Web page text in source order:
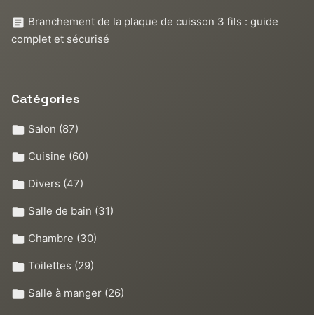
Branchement de la plaque de cuisson 3 fils : guide
complet et sécurisé
Catégories
Salon (87)
Cuisine (60)
Divers (47)
Salle de bain (31)
Chambre (30)
Toilettes (29)
Salle à manger (26)